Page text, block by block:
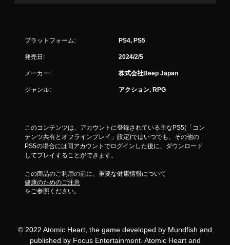
プラットフォーム: PS4, PS5
発売日: 2024/2/5
メーカー: 株式会社Beep Japan
ジャンル: アクション, RPG
このコンテンツは、アカウントに登録されている主なPS5(「コン
テンツ共有とオフラインプレイ」設定)ではいつでも、その他の
PS5の場合には同アカウントでログインした後に、ダウンロード
してプレイすることができます。
この商品のご利用の前に、重要な健康情報について
健康のためのご注意
をご参照ください。
© 2022 Atomic Heart, the game developed by Mundfish and
published by Focus Entertainment. Atomic Heart and